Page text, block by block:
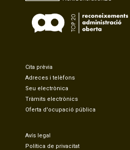
Cita prèvia
Adreces i telèfons
Seu electrònica
Tràmits electrònics
Oferta d'ocupació pública
Avís legal
Política de privacitat